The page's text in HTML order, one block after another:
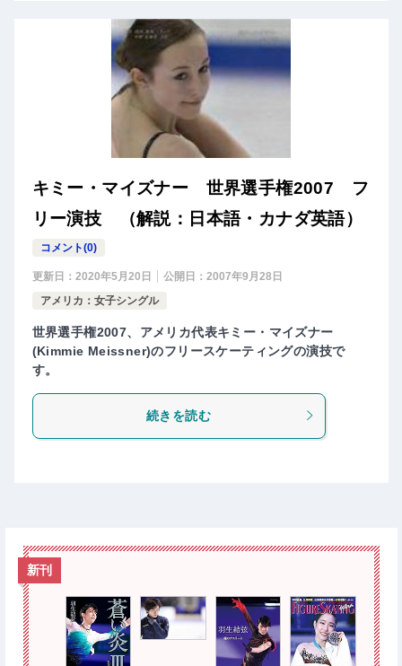
キミー・マイズナー 世界選手権2007 フ
リー演技 （解説：日本語・カナダ英語）
コメント(0)
更新日： 2020年5月20日 公開日： 2007年9月28日
アメリカ：女子シングル
世界選手権2007、アメリカ代表キミー・マイズナー
(Kimmie Meissner)のフリースケーティングの演技で
す。
続きを読む
新刊